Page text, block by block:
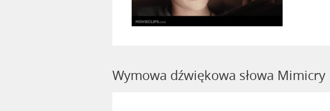
Wymowa dźwiękowa słowa Mimicry